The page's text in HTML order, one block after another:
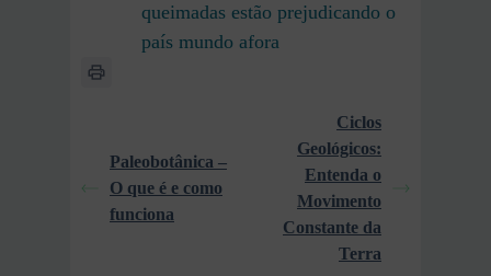
queimadas estão prejudicando o
país mundo afora
Paleobotânica –
O que é e como
funciona
Ciclos
Geológicos:
Entenda o
Movimento
Constante da
Terra